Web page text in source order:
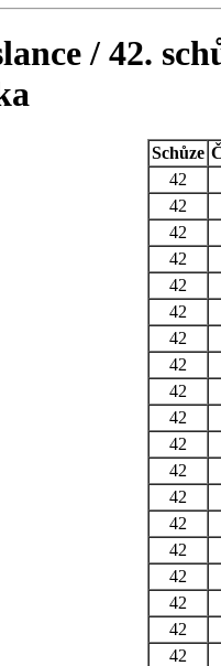
/ 42.
Schůze
42
42
42
42
42
42
42
42
42
42
42
42
42
42
42
42
42
42
42